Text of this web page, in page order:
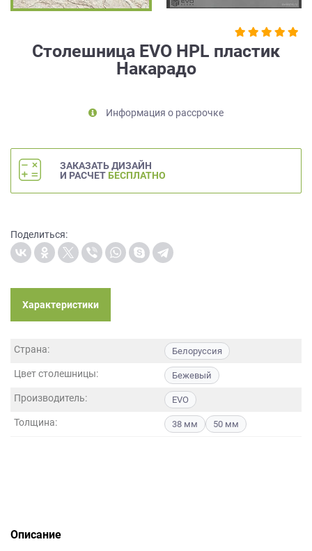
Столешница EVO HPL пластик
Накарадо
Информация о рассрочке
ЗАКАЗАТЬ ДИЗАЙН
И РАСЧЕТ БЕСПЛАТНО
Поделиться:
Характеристики
Страна: Белоруссия
Цвет столешницы: Бежевый
Производитель: EVO
Толщина: 38 мм 50 мм
Описание
на
данных,
метрическими
условиях
обработки
персональных